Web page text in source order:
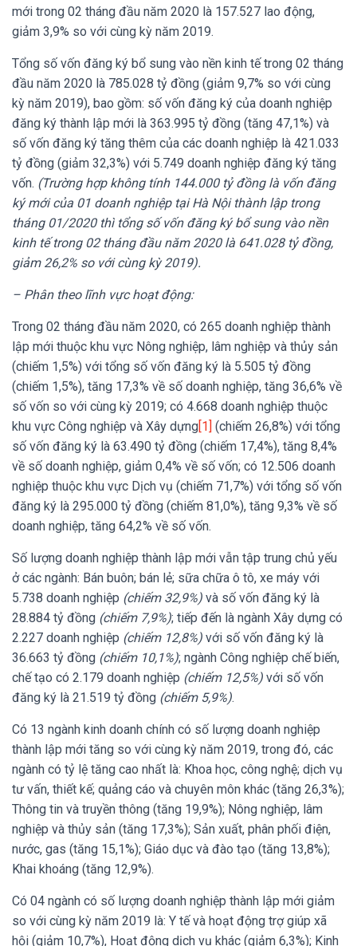
mới trong 02 tháng đầu năm 2020 là 157.527 lao động,
giảm 3,9% so với cùng kỳ năm 2019.
Tổng số vốn đăng ký bổ sung vào nền kinh tế trong 02 tháng
đầu năm 2020 là 785.028 tỷ đồng (giảm 9,7% so với cùng
kỳ năm 2019), bao gồm: số vốn đăng ký của doanh nghiệp
đăng ký thành lập mới là 363.995 tỷ đồng (tăng 47,1%) và
số vốn đăng ký tăng thêm của các doanh nghiệp là 421.033
tỷ đồng (giảm 32,3%) với 5.749 doanh nghiệp đăng ký tăng
vốn. (Trường hợp không tính 144.000 tỷ đồng là vốn đăng
ký mới của 01 doanh nghiệp tại Hà Nội thành lập trong
tháng 01/2020 thì tổng số vốn đăng ký bổ sung vào nền
kinh tế trong 02 tháng đầu năm 2020 là 641.028 tỷ đồng,
giảm 26,2% so với cùng kỳ 2019).
– Phân theo lĩnh vực hoạt động:
Trong 02 tháng đầu năm 2020, có 265 doanh nghiệp thành
lập mới thuộc khu vực Nông nghiệp, lâm nghiệp và thủy sản
(chiếm 1,5%) với tổng số vốn đăng ký là 5.505 tỷ đồng
(chiếm 1,5%), tăng 17,3% về số doanh nghiệp, tăng 36,6% về
số vốn so với cùng kỳ 2019; có 4.668 doanh nghiệp thuộc
khu vực Công nghiệp và Xây dựng[1] (chiếm 26,8%) với tổng
số vốn đăng ký là 63.490 tỷ đồng (chiếm 17,4%), tăng 8,4%
về số doanh nghiệp, giảm 0,4% về số vốn; có 12.506 doanh
nghiệp thuộc khu vực Dịch vụ (chiếm 71,7%) với tổng số vốn
đăng ký là 295.000 tỷ đồng (chiếm 81,0%), tăng 9,3% về số
doanh nghiệp, tăng 64,2% về số vốn.
Số lượng doanh nghiệp thành lập mới vẫn tập trung chủ yếu
ở các ngành: Bán buôn; bán lẻ; sữa chữa ô tô, xe máy với
5.738 doanh nghiệp (chiếm 32,9%) và số vốn đăng ký là
28.884 tỷ đồng (chiếm 7,9%); tiếp đến là ngành Xây dựng có
2.227 doanh nghiệp (chiếm 12,8%) với số vốn đăng ký là
36.663 tỷ đồng (chiếm 10,1%); ngành Công nghiệp chế biến,
chế tạo có 2.179 doanh nghiệp (chiếm 12,5%) với số vốn
đăng ký là 21.519 tỷ đồng (chiếm 5,9%).
Có 13 ngành kinh doanh chính có số lượng doanh nghiệp
thành lập mới tăng so với cùng kỳ năm 2019, trong đó, các
ngành có tỷ lệ tăng cao nhất là: Khoa học, công nghệ; dịch vụ
tư vấn, thiết kế; quảng cáo và chuyên môn khác (tăng 26,3%);
Thông tin và truyền thông (tăng 19,9%); Nông nghiệp, lâm
nghiệp và thủy sản (tăng 17,3%); Sản xuất, phân phối điện,
nước, gas (tăng 15,1%); Giáo dục và đào tạo (tăng 13,8%);
Khai khoáng (tăng 12,9%).
Có 04 ngành có số lượng doanh nghiệp thành lập mới giảm
so với cùng kỳ năm 2019 là: Y tế và hoạt động trợ giúp xã
hội (giảm 10,7%), Hoạt động dịch vụ khác (giảm 6,3%); Kinh